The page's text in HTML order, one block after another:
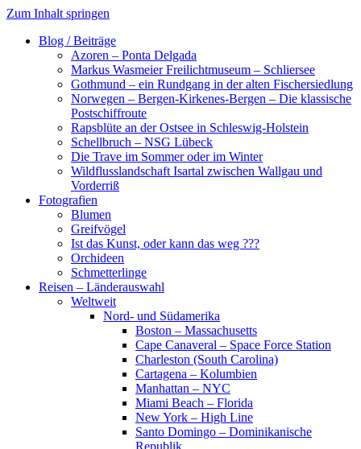
Zum Inhalt springen
Blog / Beiträge
Azoren – Ponta Delgada
Markus Wasmeier Freilichtmuseum – Schliersee
Gothmund – ein Rundgang in der alten Fischersiedlung
Norwegen – Bergen-Kirkenes-Bergen – Die klassische
Postschiffroute
Rapsblüte an der Ostsee in Schleswig-Holstein
Schellbruch – NSG Lübeck
Die Trave im Sommer oder im Winter
Wildflusslandschaft Isartal zwischen Wallgau und
Vorderriß
Fotografien
Blumen
Greifvögel
Ist das Kunst, oder kann das weg ???
Orchideen
Schmetterlinge
Reisen – Länderauswahl
Weltweit
Nord- und Südamerika
Boston – Massachusetts
Cape Canaveral – Space Force Station
Charleston (South Carolina)
Cartagena – Kolumbien
Manhattan – NYC
Miami Beach – Florida
New York – High Line
Santo Domingo – Dominikanische
Republik